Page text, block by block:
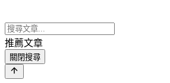
推薦文章
關閉搜尋